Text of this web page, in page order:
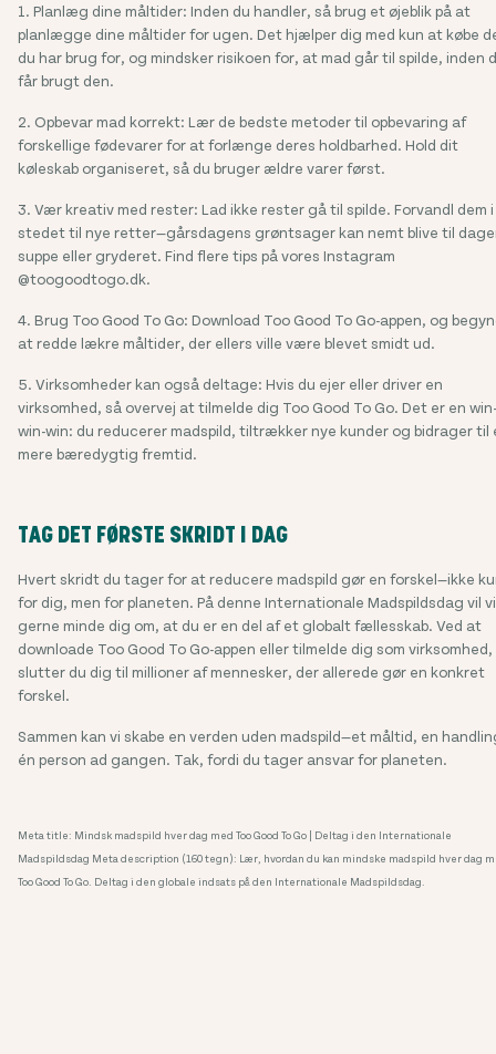
1. Planlæg dine måltider: Inden du handler, så brug et øjeblik på at
planlægge dine måltider for ugen. Det hjælper dig med kun at købe
du har brug for, og mindsker risikoen for, at mad går til spilde, inden
får brugt den.
2. Opbevar mad korrekt: Lær de bedste metoder til opbevaring af
forskellige fødevarer for at forlænge deres holdbarhed. Hold dit
køleskab organiseret, så du bruger ældre varer først.
3. Vær kreativ med rester: Lad ikke rester gå til spilde. Forvandl dem i
stedet til nye retter—gårsdagens grøntsager kan nemt blive til
suppe eller gryderet. Find flere tips på vores Instagram
@toogoodtogo.dk.
4. Brug Too Good To Go: Download Too Good To Go-appen, og
at redde lækre måltider, der ellers ville være blevet smidt ud.
5. Virksomheder kan også deltage: Hvis du ejer eller driver en
virksomhed, så overvej at tilmelde dig Too Good To Go. Det er en win-
win-win: du reducerer madspild, tiltrækker nye kunder og bidrager til
mere bæredygtig fremtid.
TAG DET FØRSTE SKRIDT I DAG
Hvert skridt du tager for at reducere madspild gør en forskel—ikke
for dig, men for planeten. På denne Internationale Madspildsdag vil vi
gerne minde dig om, at du er en del af et globalt fællesskab. Ved at
downloade Too Good To Go-appen eller tilmelde dig som virksomhed,
slutter du dig til millioner af mennesker, der allerede gør en konkret
forskel.
Sammen kan vi skabe en verden uden madspild—et måltid, en
én person ad gangen. Tak, fordi du tager ansvar for planeten.
Meta title: Mindsk madspild hver dag med Too Good To Go | Deltag i den Internationale
Madspildsdag Meta description (160 tegn): Lær, hvordan du kan mindske madspild hver dag
Too Good To Go. Deltag i den globale indsats på den Internationale Madspildsdag.